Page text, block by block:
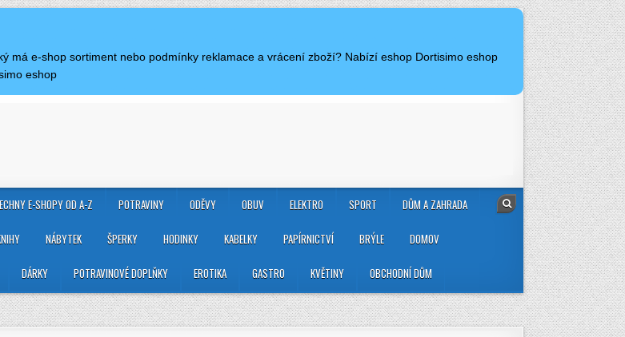
má e-shop sortiment nebo podmínky reklamace a vrácení zboží? Nabízí eshop Dortisimo eshop
eshop
E-SHOPY OD A-Z POTRAVINY ODĚVY OBUV ELEKTRO SPORT DŮM A ZAHRADA
NÁBYTEK ŠPERKY HODINKY KABELKY PAPÍRNICTVÍ BRÝLE DOMOV
DÁRKY POTRAVINOVÉ DOPLŇKY EROTIKA GASTRO KVĚTINY OBCHODNÍ DŮM